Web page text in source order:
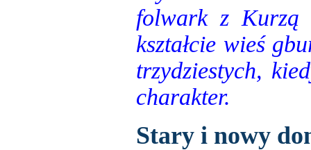
folwark z Kurzą
kształcie wieś
trzydziestych,
charakter.
Stary i nowy